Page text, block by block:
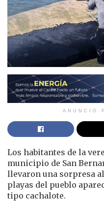
ANUNCIO
Los habitantes de la
municipio de San
llevaron una sorpresa
playas del pueblo
tipo cachalote.